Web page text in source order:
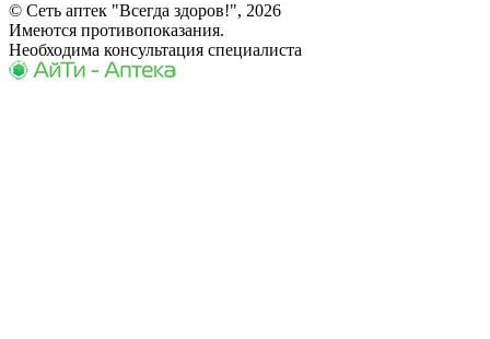
© Сеть аптек "Всегда здоров!", 2026
Имеются противопоказания.
Необходима консультация специалиста